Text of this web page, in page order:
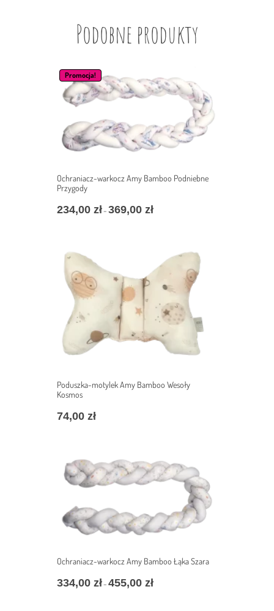
Podobne produkty
Promocja!
Ochraniacz-warkocz Amy Bamboo Podniebne
Przygody
234,00 zł– 369,00 złZakres
369,00 zł
Poduszka-motylek Amy Bamboo Wesoły
Kosmos
74,00 zł
Ochraniacz-warkocz Amy Bamboo Łąka Szara
334,00 zł– 455,00 złZakres